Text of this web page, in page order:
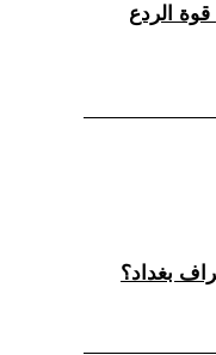
قوة الردع